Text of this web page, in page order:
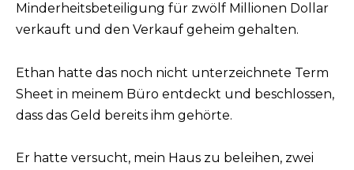
Minderheitsbeteiligung für zwölf Millionen Dollar
verkauft und den Verkauf geheim gehalten.
Ethan hatte das noch nicht unterzeichnete Term
Sheet in meinem Büro entdeckt und beschlossen,
dass das Geld bereits ihm gehörte.
Er hatte versucht, mein Haus zu beleihen, zwei